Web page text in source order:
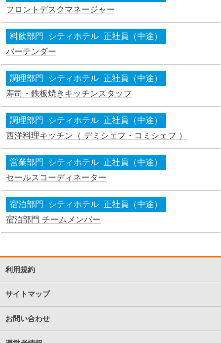
フロントデスクマネージャー
料飲部門 シティホテル
正社員（中途）
バーテンダー
調理部門 シティホテル
正社員（中途）
寿司・鉄板焼きキッチンスタッフ
調理部門 シティホテル
正社員（中途）
西洋料理キッチン（ デミシェフ・コミシェフ ）
営業部門 シティホテル
正社員（中途）
セールスコーディネーター
宿泊部門 シティホテル
正社員（中途）
宿泊部門 チームメンバー
利用規約
サイトマップ
お問い合わせ